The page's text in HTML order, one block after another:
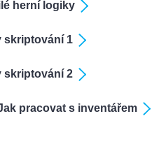
herní logiky
skriptování 1
skriptování 2
pracovat s inventářem